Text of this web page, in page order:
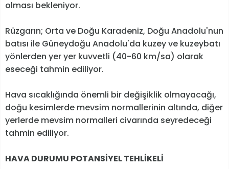
olması bekleniyor.
Rüzgarın; Orta ve Doğu Karadeniz, Doğu Anadolu'nun
batısı ile Güneydoğu Anadolu'da kuzey ve kuzeybatı
yönlerden yer yer kuvvetli (40-60 km/sa) olarak
eseceği tahmin ediliyor.
Hava sıcaklığında önemli bir değişiklik olmayacağı,
doğu kesimlerde mevsim normallerinin altında, diğer
yerlerde mevsim normalleri civarında seyredeceği
tahmin ediliyor.
HAVA DURUMU POTANSİYEL TEHLİKELİ